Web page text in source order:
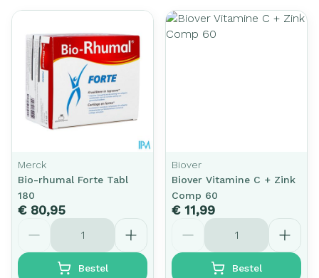
Merck
Bio-rhumal Forte Tabl
180
€ 80,95
Aantal
Bestel
Biover
Biover Vitamine C + Zink
Comp 60
€ 11,99
Aantal
Bestel